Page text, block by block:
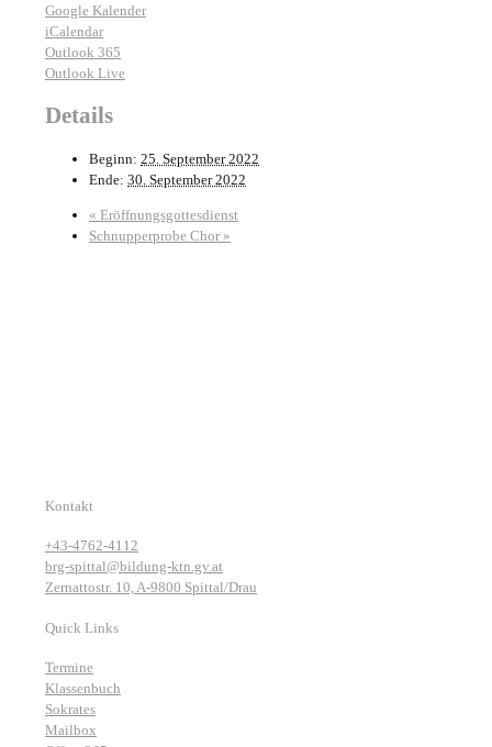
Google Kalender
iCalendar
Outlook 365
Outlook Live
Details
Beginn: 25. September 2022
Ende: 30. September 2022
« Eröffnungsgottesdienst
Schnupperprobe Chor »
Kontakt
+43-4762-4112
brg-spittal@bildung-ktn.gv.at
Zernattostr. 10, A-9800 Spittal/Drau
Quick Links
Termine
Klassenbuch
Sokrates
Mailbox